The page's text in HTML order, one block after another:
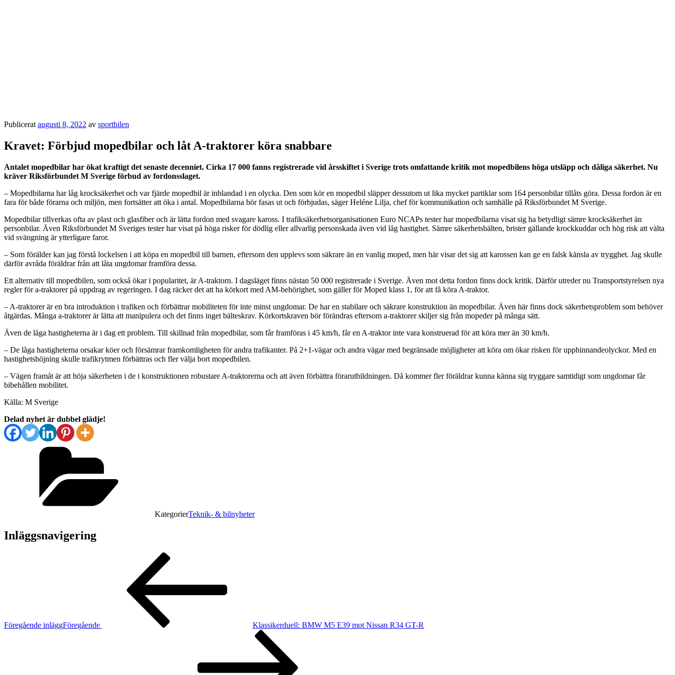
Publicerat augusti 8, 2022 av sportbilen
Kravet: Förbjud mopedbilar och låt A-traktorer köra snabbare
Antalet mopedbilar har ökat kraftigt det senaste decenniet. Cirka 17 000 fanns registrerade vid årsskiftet i Sverige trots omfattande kritik mot mopedbilens höga utsläpp och dåliga säkerhet. Nu
kräver Riksförbundet M Sverige förbud av fordonsslaget.
– Mopedbilarna har låg krocksäkerhet och var fjärde mopedbil är inblandad i en olycka. Den som kör en mopedbil släpper dessutom ut lika mycket partiklar som 164 personbilar tillåts göra. Dessa fordon är en
fara för både förarna och miljön, men fortsätter att öka i antal. Mopedbilarna bör fasas ut och förbjudas, säger Heléne Lilja, chef för kommunikation och samhälle på Riksförbundet M Sverige.
Mopedbilar tillverkas ofta av plast och glasfiber och är lätta fordon med svagare kaross. I trafiksäkerhetsorganisationen Euro NCAPs tester har mopedbilarna visat sig ha betydligt sämre krocksäkerhet än
personbilar. Även Riksförbundet M Sveriges tester har visat på höga risker för dödlig eller allvarlig personskada även vid låg hastighet. Sämre säkerhetsbälten, brister gällande krockkuddar och hög risk att välta
vid svängning är ytterligare faror.
– Som förälder kan jag förstå lockelsen i att köpa en mopedbil till barnen, eftersom den upplevs som säkrare än en vanlig moped, men här visar det sig att karossen kan ge en falsk känsla av trygghet. Jag skulle
därför avråda föräldrar från att låta ungdomar framföra dessa.
Ett alternativ till mopedbilen, som också ökar i popularitet, är A-traktorn. I dagsläget finns nästan 50 000 registrerade i Sverige. Även mot detta fordon finns dock kritik. Därför utreder nu Transportstyrelsen nya
regler för a-traktorer på uppdrag av regeringen. I dag räcker det att ha körkort med AM-behörighet, som gäller för Moped klass 1, för att få köra A-traktor.
– A-traktorer är en bra introduktion i trafiken och förbättrar mobiliteten för inte minst ungdomar. De har en stabilare och säkrare konstruktion än mopedbilar. Även här finns dock säkerhetsproblem som behöver
åtgärdas. Många a-traktorer är lätta att manipulera och det finns inget bälteskrav. Körkortskraven bör förändras eftersom a-traktorer skiljer sig från mopeder på många sätt.
Även de låga hastigheterna är i dag ett problem. Till skillnad från mopedbilar, som får framföras i 45 km/h, får en A-traktor inte vara konstruerad för att köra mer än 30 km/h.
– De låga hastigheterna orsakar köer och försämrar framkomligheten för andra trafikanter. På 2+1-vägar och andra vägar med begränsade möjligheter att köra om ökar risken för upphinnandeolyckor. Med en
hastighetshöjning skulle trafikrytmen förbättras och fler välja bort mopedbilen.
– Vägen framåt är att höja säkerheten i de i konstruktionen robustare A-traktorerna och att även förbättra förarutbildningen. Då kommer fler föräldrar kunna känna sig tryggare samtidigt som ungdomar får
bibehållen mobilitet.
Källa: M Sverige
Delad nyhet är dubbel glädje!
KategorierTeknik- & bilnyheter
Inläggsnavigering
Föregående inläggFöregående Klassikerduell: BMW M5 E39 mot Nissan R34 GT-R